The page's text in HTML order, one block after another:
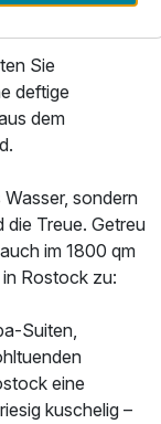
Sie
deftige
dem
sondern
die Treue. Getreu
im 1800 qm
Rostock zu:
Suiten,
eine
kuschelig –